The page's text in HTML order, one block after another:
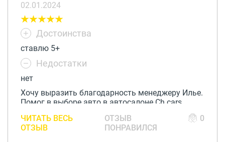
02.01.2024
Достоинства
ставлю 5+
Недостатки
нет
Хочу выразить благодарность менеджеру Илье.
Помог в выборе авто в автосалоне Ch cars.
Спасибо за помощь и отличное обслуживание.
ЧИТАТЬ ВЕСЬ
ОТЗЫВ
ОТЗЫВ
ПОНРАВИЛСЯ
0